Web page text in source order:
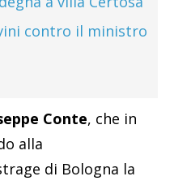
contro il ministro
Conte, che in
alla
di Bologna la